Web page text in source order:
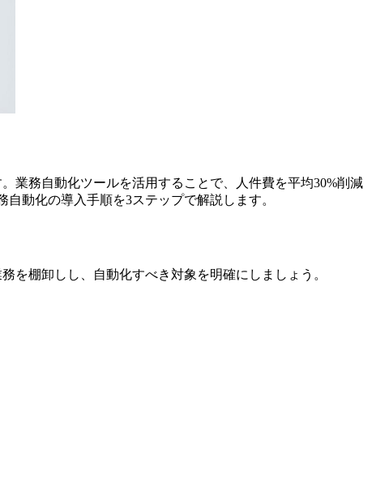
業務自動化ツールを活用することで、人件費を平均30%削減
動化の導入手順を3ステップで解説します。
を棚卸しし、自動化すべき対象を明確にしましょう。